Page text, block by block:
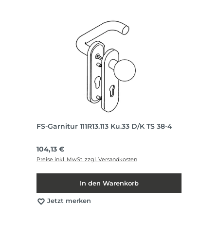
FS-Garnitur 111R13.113 Ku.33 D/K TS 38-4
Regulärer Preis:
104,13 €
Preise inkl. MwSt. zzgl. Versandkosten
In den Warenkorb
Jetzt merken